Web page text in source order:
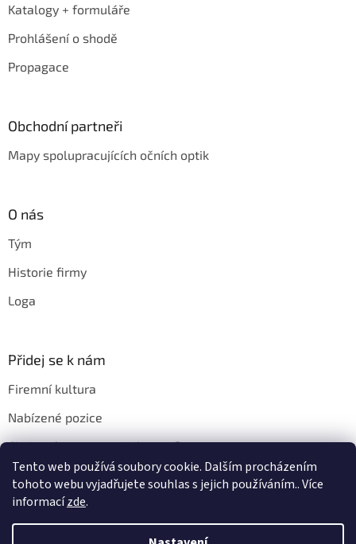
Tento web používá soubory cookie. Dalším procházením
tohoto webu vyjadřujete souhlas s jejich používáním.. Více
informacízde.
Katalogy + formuláře
Prohlášení o shodě
Propagace
Obchodní partneři
Mapy spolupracujících očních optik
O nás
Tým
Historie firmy
Loga
Přidej se k nám
Firemní kultura
Nabízené pozice
Chci u vás pracovat. Jak na to?